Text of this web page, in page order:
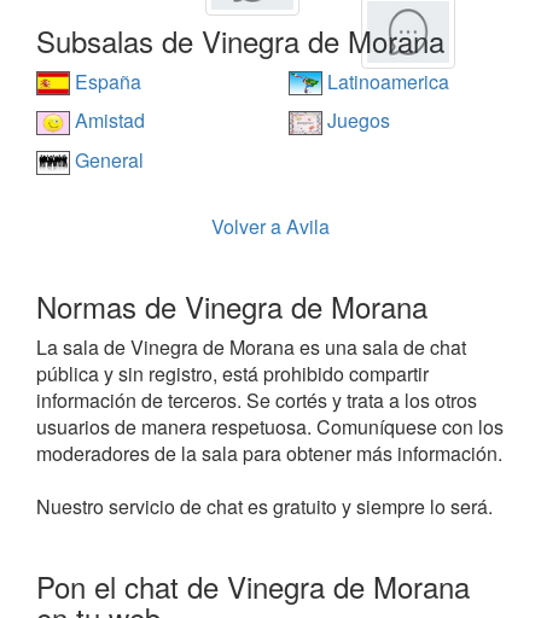
Subsalas de Vinegra de Morana
España
Latinoamerica
Amistad
Juegos
General
Volver a Avila
Normas de Vinegra de Morana
La sala de Vinegra de Morana es una sala de chat
pública y sin registro, está prohibido compartir
información de terceros. Se cortés y trata a los otros
usuarios de manera respetuosa. Comuníquese con los
moderadores de la sala para obtener más información.
Nuestro servicio de chat es gratuito y siempre lo será.
Pon el chat de Vinegra de Morana